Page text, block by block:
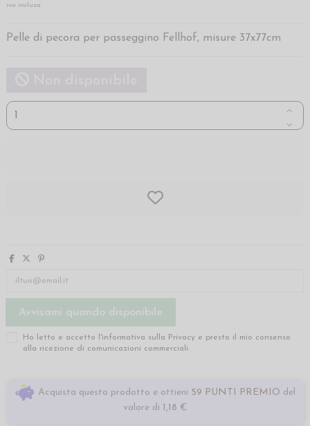
iva inclusa
Pelle di pecora per passeggino Fellhof, misure 37x77cm
Ho letto e accetto l'informativa sulla Privacy e presto il mio consenso
alla ricezione di comunicazioni commerciali.
Acquista questo prodotto e ottieni 59 PUNTI PREMIO del
valore di 1,18 €